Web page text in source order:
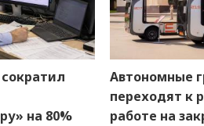
на 80%
Автономные
переходят к
работе на